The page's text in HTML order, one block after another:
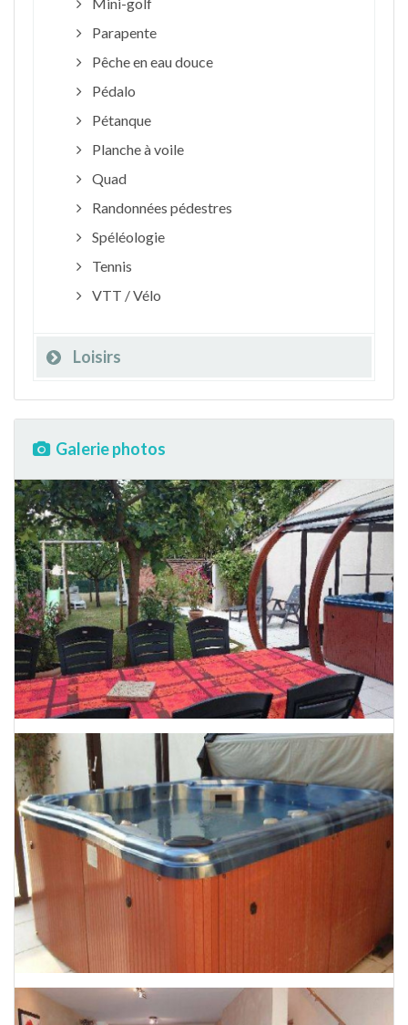
Parapente
Pêche en eau douce
Pédalo
Pétanque
Planche à voile
Quad
Randonnées pédestres
Spéléologie
Tennis
VTT / Vélo
Loisirs
Galerie photos